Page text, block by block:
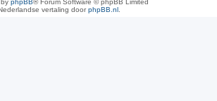
phpBB® Forum Software © phpBB Limited
vertaling doorphpBB.nl